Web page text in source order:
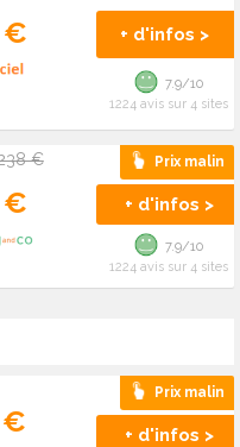
€ + d'infos >
7.9/10
1224 avis sur 4 sites
€
€
Prix malin
+ d'infos >
7.9/10
1224 avis sur 4 sites
€
Prix malin
+ d'infos >